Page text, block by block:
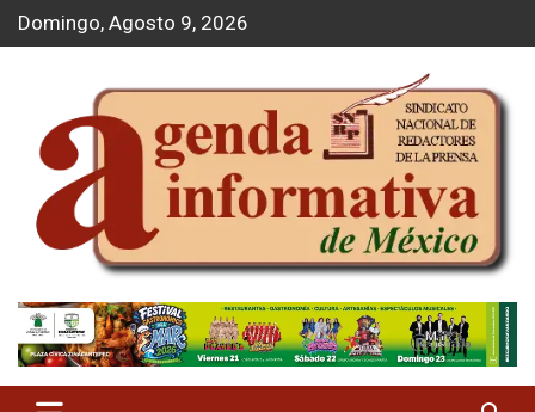
d
Domingo, Agosto 9, 2026
Agenda Informativa